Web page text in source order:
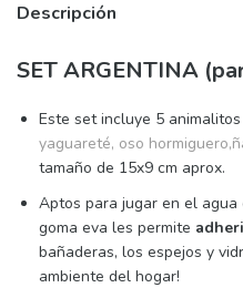
Descripción
SET ARGENTINA
Este set incluye 5
yaguareté, oso
tamaño de 15x9 cm aprox.
Aptos para jugar en el agua
goma eva les permite
bañaderas, los espejos y
ambiente del hogar!